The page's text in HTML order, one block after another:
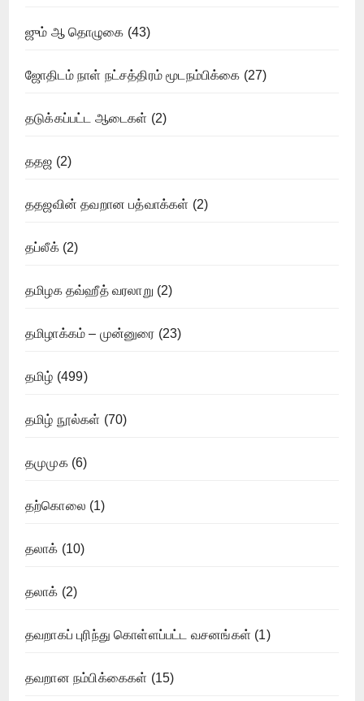
ஜும் ஆ தொழுகை (43)
ஜோதிடம் நாள் நட்சத்திரம் மூடநம்பிக்கை (27)
தடுக்கப்பட்ட ஆடைகள் (2)
ததஜ (2)
ததஜவின் தவறான பத்வாக்கள் (2)
தப்லீக்(2)
தமிழக தவ்ஹீத் வரலாறு (2)
தமிழாக்கம் – முன்னுரை (23)
தமிழ் (499)
தமிழ் நூல்கள் (70)
தமுமுக(6)
தற்கொலை (1)
தலாக் (10)
தலாக் (2)
தவறாகப் புரிந்து கொள்ளப்பட்ட வசனங்கள் (1)
தவறான நம்பிக்கைகள் (15)